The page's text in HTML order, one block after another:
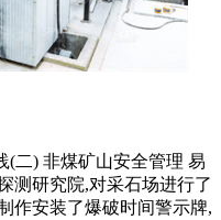
(二) 非煤矿山安全管理 易
测研究院,对采石场进行了
作安装了爆破时间警示牌,